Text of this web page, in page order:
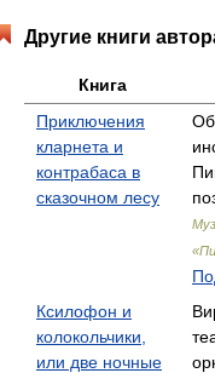
Другие книги
Книга
Приключения
кларнета и
контрабаса в
сказочном лесу
Ксилофон и
колокольчики,
или две ночные